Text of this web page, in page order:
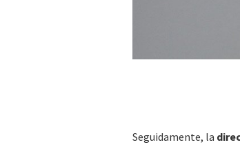
Seguidamente, la